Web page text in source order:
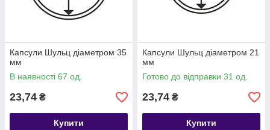
Капсули Шульц діаметром 35
мм
В наявності 67 од.
23,74 ₴
Купити
Капсули Шульц діаметром 21
мм
Готово до відправки 31 од.
23,74 ₴
Купити